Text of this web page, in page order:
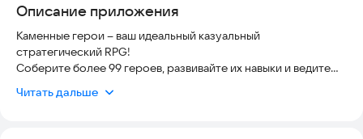
Описание приложения
Каменные герои – ваш идеальный казуальный
стратегический RPG!
Соберите более 99 героев, развивайте их навыки и ведите
всего мира, проявите отвагу в сражениях и оставьте свой
Читать дальше